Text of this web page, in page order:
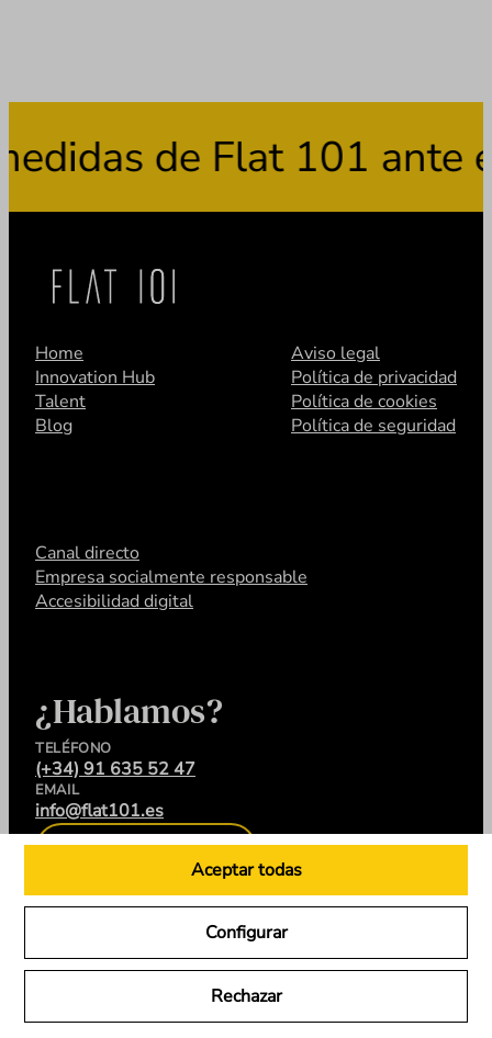
Configurar
Rechazar
Aceptar todas
de Flat 101 ante el
Home
Innovation Hub
Talent
Blog
Aviso legal
Política de privacidad
Política de cookies
Política de seguridad
Canal directo
Empresa socialmente responsable
Accesibilidad digital
¿Hablamos?
TELÉFONO
(+34) 91 635 52 47
EMAIL
info@flat101.es
CONTACTA
Flat 101 © 2026. Todos los derechos reservados.
LinkedInInstagramYouTube
X